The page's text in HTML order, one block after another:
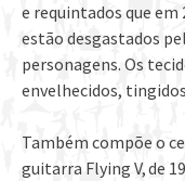
e requintados que em
estão desgastados
personagens. Os
envelhecidos,
Também compõe o
guitarra Flying V, de